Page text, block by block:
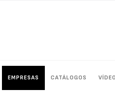
EMPRESAS CATÁLOGOS